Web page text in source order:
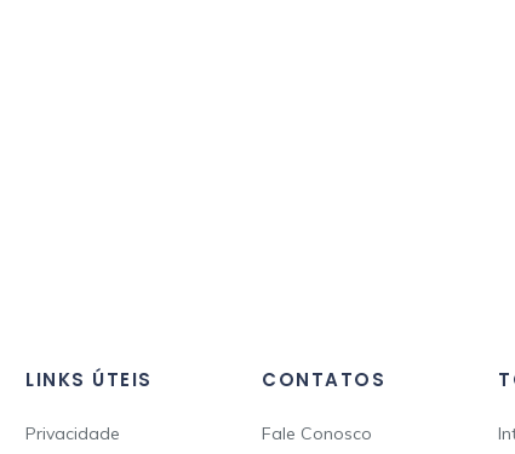
LINKS ÚTEIS
Privacidade
CONTATOS
Fale Conosco